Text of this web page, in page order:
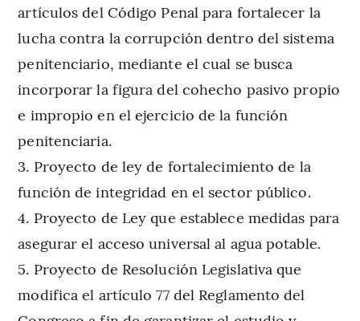
artículos del Código Penal para fortalecer la
lucha contra la corrupción dentro del sistema
penitenciario, mediante el cual se busca
incorporar la figura del cohecho pasivo propio
e impropio en el ejercicio de la función
penitenciaria.
Proyecto de ley de fortalecimiento de la
función de integridad en el sector público.
Proyecto de Ley que establece medidas para
asegurar el acceso universal al agua potable.
Proyecto de Resolución Legislativa que
modifica el artículo 77 del Reglamento del